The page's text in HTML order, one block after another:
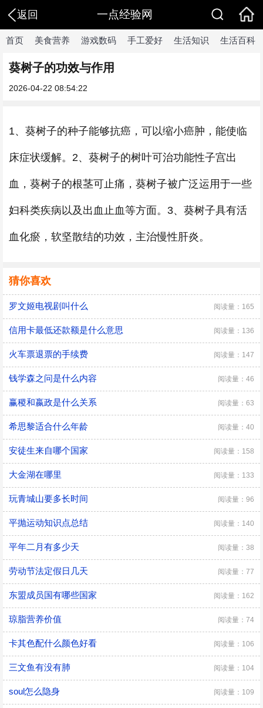
返回 一点经验网
首页 美食营养 游戏数码 手工爱好 生活知识 生活百科
葵树子的功效与作用
2026-04-22 08:54:22
1、葵树子的种子能够抗癌，可以缩小癌肿，能使临
床症状缓解。2、葵树子的树叶可治功能性子宫出
血，葵树子的根茎可止痛，葵树子被广泛运用于一些
妇科类疾病以及出血止血等方面。3、葵树子具有活
血化瘀，软坚散结的功效，主治慢性肝炎。
猜你喜欢
罗文姬电视剧叫什么 阅读量：165
信用卡最低还款额是什么意思 阅读量：136
火车票退票的手续费 阅读量：147
钱学森之问是什么内容 阅读量：46
赢稷和嬴政是什么关系 阅读量：63
希思黎适合什么年龄 阅读量：40
安徒生来自哪个国家 阅读量：158
大金湖在哪里 阅读量：133
玩青城山要多长时间 阅读量：96
平抛运动知识点总结 阅读量：140
平年二月有多少天 阅读量：38
劳动节法定假日几天 阅读量：77
东盟成员国有哪些国家 阅读量：162
琼脂营养价值 阅读量：74
卡其色配什么颜色好看 阅读量：106
三文鱼有没有肺 阅读量：104
soul怎么隐身 阅读量：109